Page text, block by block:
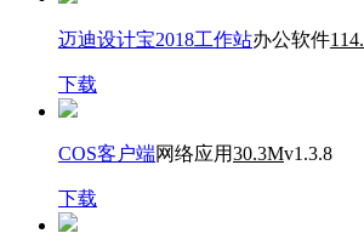
迈迪设计宝2018工作站办公软件
下载
COS客户端网络应用30.3Mv1.3.8
下载